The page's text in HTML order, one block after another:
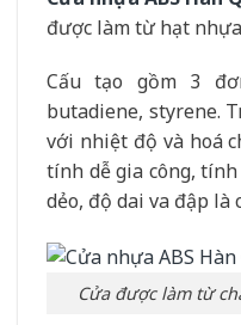
được làm từ hạt nhựa
Cấu tạo gồm 3
butadiene, styrene.
với nhiệt độ và hoá
tính dễ gia công,
dẻo, độ dai va đập là
Cửa được làm từ